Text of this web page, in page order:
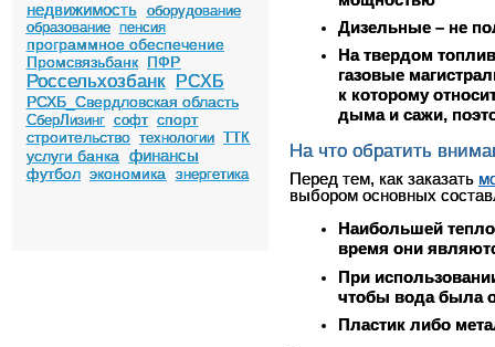
недвижимость оборудование
образование пенсия
программное обеспечение
Промсвязьбанк ПФР
Россельхозбанк РСХБ
РСХБ_Свердловская область
СберЛизинг софт спорт
строительство технологии ТТК
услуги банка финансы
футбол экономика энергетика
Дизельные – не
На твердом
газовые
к которому
дыма и сажи,
На что обратить
Перед тем, как заказать
выбором основных
Наибольшей
время они
При
чтобы вода была
Пластик либо